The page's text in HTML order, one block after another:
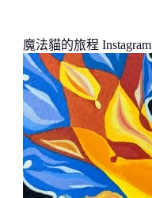
魔法貓的旅程 Instagram